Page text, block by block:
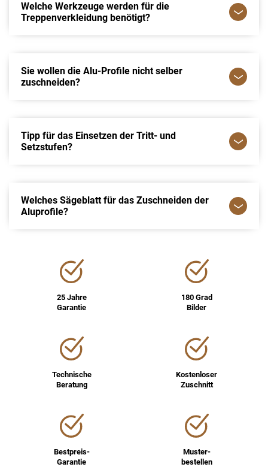
Welche Werkzeuge werden für die
Treppenverkleidung benötigt?
Sie wollen die Alu-Profile nicht selber
zuschneiden?
Tipp für das Einsetzen der Tritt- und
Setzstufen?
Welches Sägeblatt für das Zuschneiden der
Aluprofile?
25 Jahre
Garantie
180 Grad
Bilder
Technische
Beratung
Kostenloser
Zuschnitt
Bestpreis-
Garantie
Muster-
bestellen